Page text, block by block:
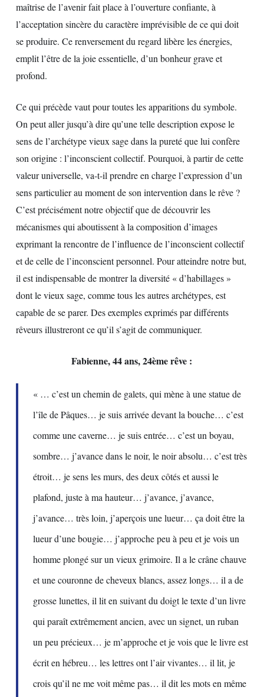
maîtrise de l’avenir fait place à l’ouverture confiante, à
l’acceptation sincère du caractère imprévisible de ce qui doit
se produire. Ce renversement du regard libère les énergies,
emplit l’être de la joie essentielle, d’un bonheur grave et
profond.
Ce qui précède vaut pour toutes les apparitions du symbole.
On peut aller jusqu’à dire qu’une telle description expose le
sens de l’archétype vieux sage dans la pureté que lui confère
son origine : l’inconscient collectif. Pourquoi, à partir de cette
valeur universelle, va-t-il prendre en charge l’expression d’un
sens particulier au moment de son intervention dans le rêve ?
C’est précisément notre objectif que de découvrir les
mécanismes qui aboutissent à la composition d’images
exprimant la rencontre de l’influence de l’inconscient collectif
et de celle de l’inconscient personnel. Pour atteindre notre but,
il est indispensable de montrer la diversité « d’habillages »
dont le vieux sage, comme tous les autres archétypes, est
capable de se parer. Des exemples exprimés par différents
rêveurs illustreront ce qu’il s’agit de communiquer.
Fabienne, 44 ans, 24ème rêve :
« … c’est un chemin de galets, qui mène à une statue de
l’île de Pâques… je suis arrivée devant la bouche… c’est
comme une caverne… je suis entrée… c’est un boyau,
sombre… j’avance dans le noir, le noir absolu… c’est très
étroit… je sens les murs, des deux côtés et aussi le
plafond, juste à ma hauteur… j’avance, j’avance,
j’avance… très loin, j’aperçois une lueur… ça doit être la
lueur d’une bougie… j’approche peu à peu et je vois un
homme plongé sur un vieux grimoire. Il a le crâne chauve
et une couronne de cheveux blancs, assez longs… il a de
grosse lunettes, il lit en suivant du doigt le texte d’un livre
qui paraît extrêmement ancien, avec un signet, un ruban
un peu précieux… je m’approche et je vois que le livre est
écrit en hébreu… les lettres ont l’air vivantes… il lit, je
crois qu’il ne me voit même pas… il dit les mots en même